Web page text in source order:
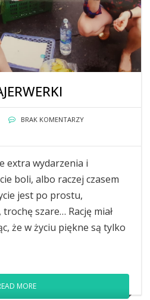
BRAK KOMENTARZY
extra wydarzenia i
boli, albo raczej czasem
jest po prostu,
szare… Rację miał
że w życiu piękne są tylko
MORE